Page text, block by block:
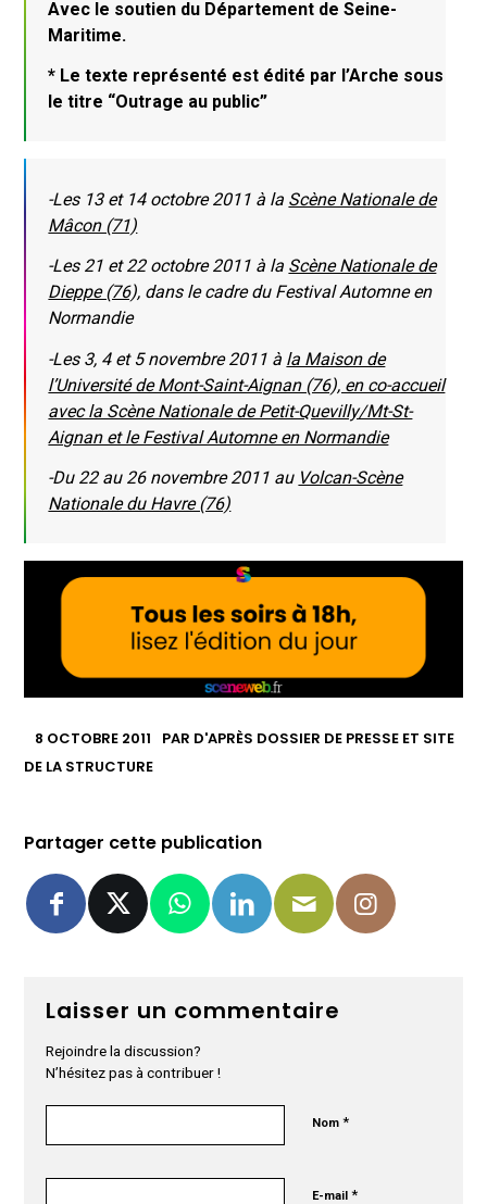
Avec le soutien du Département de Seine-
Maritime.
* Le texte représenté est édité par l’Arche sous
le titre “Outrage au public”
-Les 13 et 14 octobre 2011 à la Scène Nationale de
Mâcon (71)
-Les 21 et 22 octobre 2011 à la Scène Nationale de
Dieppe (76), dans le cadre du Festival Automne en
Normandie
-Les 3, 4 et 5 novembre 2011 à la Maison de
l’Université de Mont-Saint-Aignan (76), en co-accueil
avec la Scène Nationale de Petit-Quevilly/Mt-St-
Aignan et le Festival Automne en Normandie
-Du 22 au 26 novembre 2011 au Volcan-Scène
Nationale du Havre (76)
8 OCTOBRE 2011 PAR D'APRÈS DOSSIER DE PRESSE ET SITE
DE LA STRUCTURE
Partager cette publication
Laisser un commentaire
Rejoindre la discussion?
N’hésitez pas à contribuer !
Nom*
E-mail*